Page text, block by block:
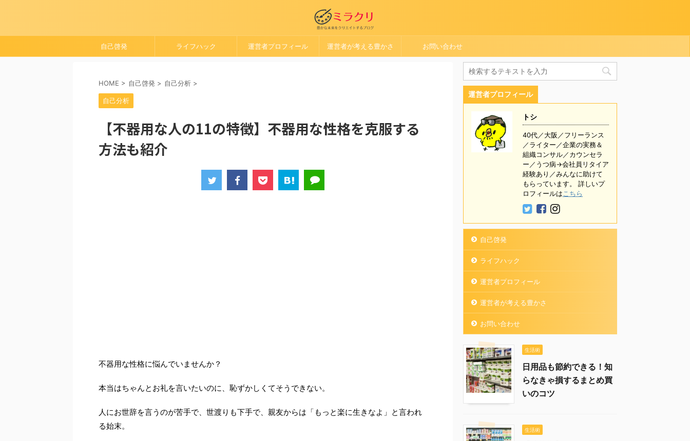
自己啓発 ライフハック 運営者プロフィール 運営者が考える豊かさ お問い合わせ
HOME > 自己啓発 > 自己分析 >
自己分析
【不器用な人の11の特徴】不器用な性格を克服する
方法も紹介
不器用な性格に悩んでいませんか？
本当はちゃんとお礼を言いたいのに、恥ずかしくてそうできない。
人にお世辞を言うのが苦手で、世渡りも下手で、親友からは「もっと楽に生きなよ」と言われ
る始末。
運営者プロフィール
トシ
40代／大阪／フリーランス
／ライター／企業の実務＆
組織コンサル／カウンセラ
ー／うつ病→会社員リタイア
経験あり／みんなに助けて
もらっています。 詳しいプ
ロフィールはこちら
自己啓発
ライフハック
運営者プロフィール
運営者が考える豊かさ
お問い合わせ
生活術
日用品も節約できる！知
らなきゃ損するまとめ買
いのコツ
生活術